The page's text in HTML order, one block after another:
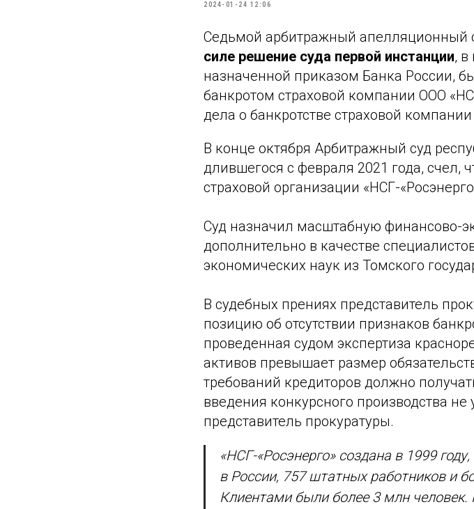
2024-01-24 12:06
Седьмой арбитражный апелляционный
силе решение суда первой инстанции,
назначенной приказом Банка России,
банкротом страховой компании ООО
дела о банкротстве страховой
В конце октября Арбитражный суд
длившегося с февраля 2021 года, счел,
страховой организации «НСГ-
Суд назначил масштабную финансово-
дополнительно в качестве
экономических наук из Томского
В судебных прениях представитель
позицию об отсутствии признаков
проведенная судом экспертиза
активов превышает размер
требований кредиторов должно
введения конкурсного производства
представитель прокуратуры.
«НСГ-«Росэнерго» создана в 1999
в России, 757 штатных работников и
Клиентами были более 3 млн